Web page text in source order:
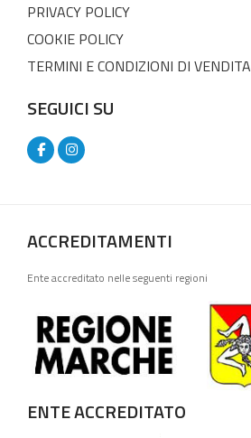
PRIVACY POLICY
COOKIE POLICY
TERMINI E CONDIZIONI DI VENDITA
SEGUICI SU
ACCREDITAMENTI
Ente accreditato nelle seguenti regioni
ENTE ACCREDITATO